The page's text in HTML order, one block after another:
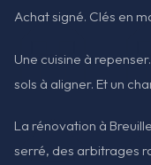
Achat signé. Clés en
Une cuisine à
sols à aligner. Et un
La rénovation à
serré, des arbitrages